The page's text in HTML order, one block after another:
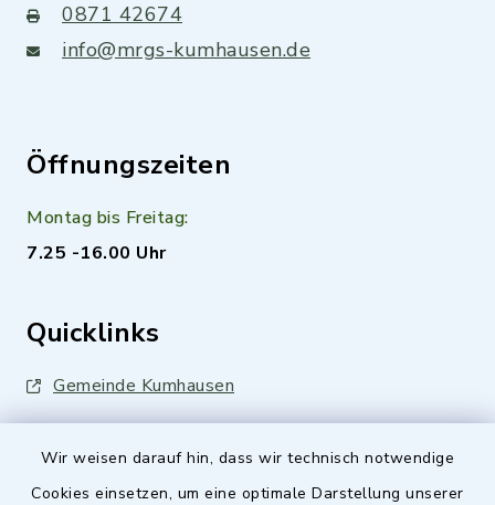
Wir weisen darauf hin, dass wir technisch notwendige
Cookies einsetzen, um eine optimale Darstellung unserer
0871 42674
info@mrgs-kumhausen.de
Öffnungszeiten
Montag bis Freitag:
7.25 -16.00 Uhr
Quicklinks
Gemeinde Kumhausen